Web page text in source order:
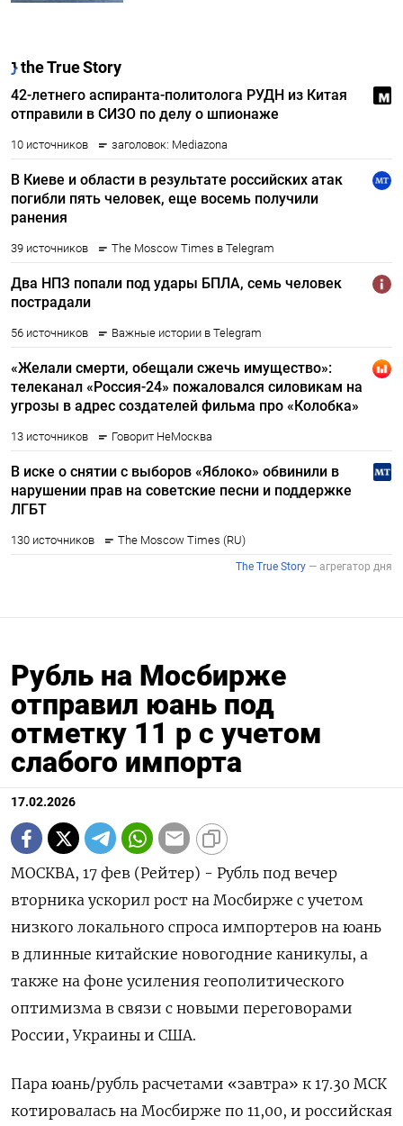
Рубль на Мосбирже
отправил юань под
отметку 11 р с учетом
слабого импорта
17.02.2026
МОСКВА, 17 фев (Рейтер) - Рубль под вечер
вторника ускорил рост на Мосбирже с учетом
низкого локального спроса импортеров на юань
в длинные китайские новогодние каникулы, а
также на фоне усиления геополитического
оптимизма в связи с новыми переговорами
России, Украины и США.
Пара юань/рубль расчетами «‌завтра» к 17.30 МСК
котировалась на Мосбирже по 11,00, и российская